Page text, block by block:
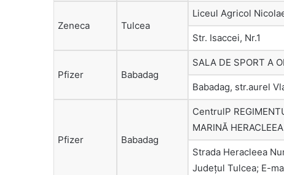
Zeneca Tulcea
Liceul Agricol
Str. Isaccei, Nr.1
Pfizer Babadag
SALA DE SPORT A
Babadag, str.aurel
Pfizer Babadag
CentrulP
MARINĂ HERACLEEA
Strada Heracleea
Județul Tulcea; E-